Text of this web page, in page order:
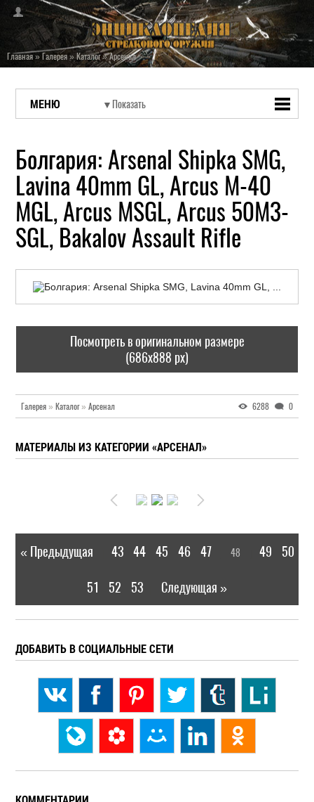
Главная»Галерея»Каталог»Арсенал
МЕНЮ
Болгария: Arsenal Shipka SMG,
Lavina 40mm GL, Arcus M-40
MGL, Arcus MSGL, Arcus 50M3-
SGL, Bakalov Assault Rifle
Посмотреть в оригинальном размере
(686x888 px)
Галерея » Каталог» Арсенал 6288 0
МАТЕРИАЛЫ ИЗ КАТЕГОРИИ «АРСЕНАЛ»
« Предыдущая 43 44 45 46 47 48 49 50
51 52 53 Следующая »
ДОБАВИТЬ В СОЦИАЛЬНЫЕ СЕТИ